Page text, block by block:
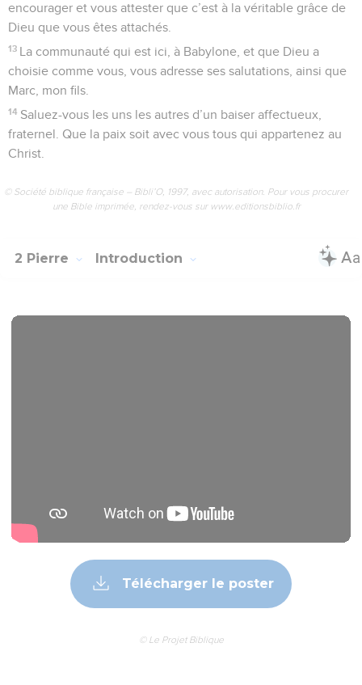
encourager et vous attester que c’est à la véritable grâce de
Dieu que vous êtes attachés.
13 La communauté qui est ici, à Babylone, et que Dieu a
choisie comme vous, vous adresse ses salutations, ainsi que
Marc, mon fils.
14 Saluez-vous les uns les autres d’un baiser affectueux,
fraternel. Que la paix soit avec vous tous qui appartenez au
Christ.
© Société biblique française – Bibli’O, 1997, avec autorisation. Pour vous procurer
une Bible imprimée, rendez-vous sur www.editionsbiblio.fr
2 Pierre Introduction
Télécharger le poster
© Le Projet Biblique